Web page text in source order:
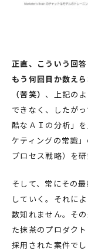
正直、こういう回
もう何回目か数え
（苦笑） 、上記の
できなく、したが
酷なＡＩの分析」
ケティングの常識
プロセス戦略）を研
そして、常にその
していく。それに
数知れません。そ
た抹茶のプロダク
採用された案件でし